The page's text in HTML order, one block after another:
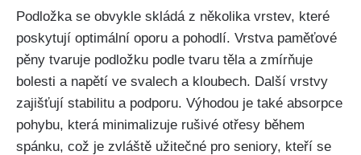
Podložka ‌se obvykle skládá‍ z několika vrstev, které
poskytují optimální oporu a‍ pohodlí.‌ Vrstva paměťové
pěny tvaruje podložku ⁤podle tvaru těla a zmírňuje
bolesti a⁤ napětí ve svalech ‌a kloubech. Další vrstvy
zajišťují stabilitu a podporu. Výhodou je také absorpce
⁢pohybu, která minimalizuje rušivé otřesy během
spánku, což je zvláště⁢ užitečné pro ‌seniory, kteří se